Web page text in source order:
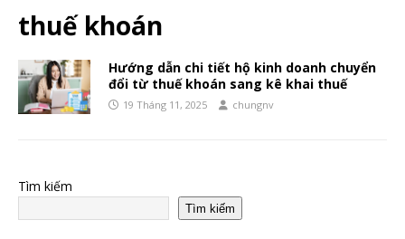
thuế khoán
Hướng dẫn chi tiết hộ kinh doanh chuyển
đổi từ thuế khoán sang kê khai thuế
19 Tháng 11, 2025 chungnv
Tìm kiếm
Tìm kiếm